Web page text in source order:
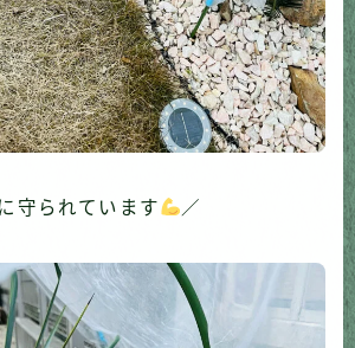
守られています ／